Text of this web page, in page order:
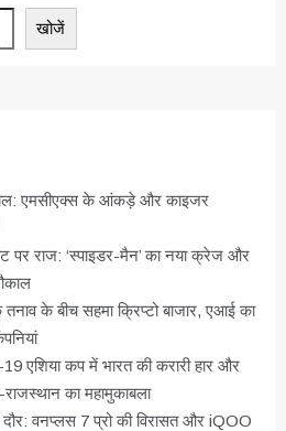
खोजें
चाल: एमसीएक्स के आंकड़े और काइजर
राज: ‘स्पाइडर-मैन’ का नया क्रेज और
के बीच सहमा क्रिप्टो बाजार, एआई का
एशिया कप में भारत की करारी हार और
का महामुकाबला
दौर: वनप्लस 7 प्रो की विरासत और iQOO